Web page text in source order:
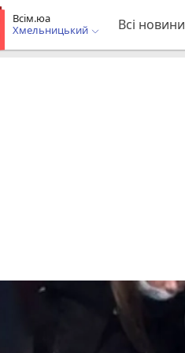
Всім.юа
Хмельницький
Всі новини